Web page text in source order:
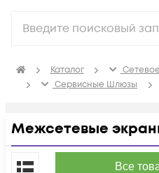
Каталог
Сервисные Шлюзы
Межсетевые
Все
По популярности